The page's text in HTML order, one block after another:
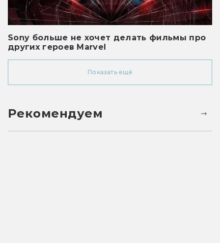
Sony больше не хочет делать фильмы про
других героев Marvel
Показать ещё
Рекомендуем